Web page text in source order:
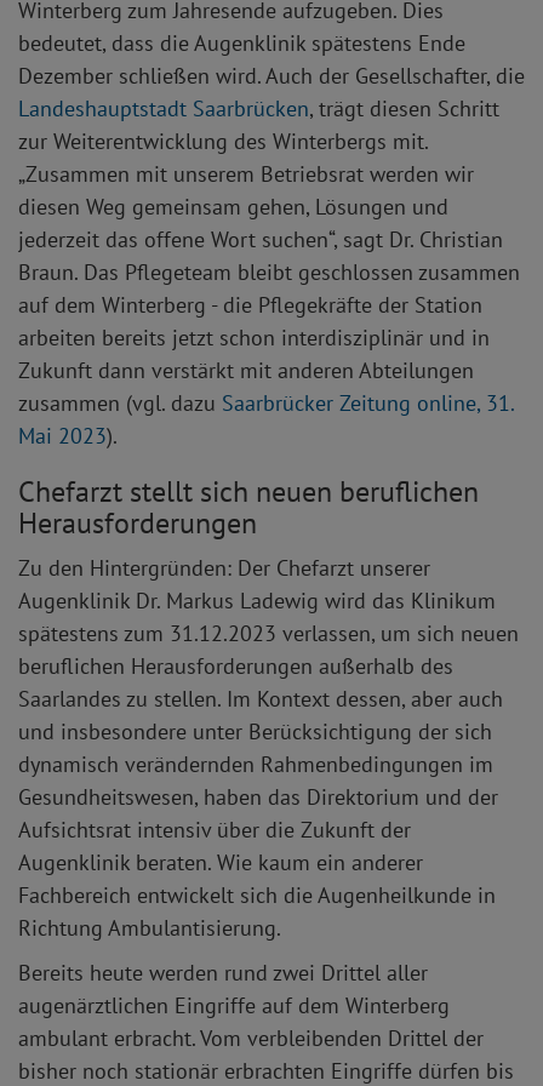
Winterberg zum Jahresende aufzugeben. Dies
bedeutet, dass die Augenklinik spätestens Ende
Dezember schließen wird. Auch der Gesellschafter, die
Landeshauptstadt Saarbrücken, trägt diesen Schritt
zur Weiterentwicklung des Winterbergs mit.
„Zusammen mit unserem Betriebsrat werden wir
diesen Weg gemeinsam gehen, Lösungen und
jederzeit das offene Wort suchen“, sagt Dr. Christian
Braun. Das Pflegeteam bleibt geschlossen zusammen
auf dem Winterberg - die Pflegekräfte der Station
arbeiten bereits jetzt schon interdisziplinär und in
Zukunft dann verstärkt mit anderen Abteilungen
zusammen (vgl. dazu Saarbrücker Zeitung online, 31.
Mai 2023).
Chefarzt stellt sich neuen beruflichen
Herausforderungen
Zu den Hintergründen: Der Chefarzt unserer
Augenklinik Dr. Markus Ladewig wird das Klinikum
spätestens zum 31.12.2023 verlassen, um sich neuen
beruflichen Herausforderungen außerhalb des
Saarlandes zu stellen. Im Kontext dessen, aber auch
und insbesondere unter Berücksichtigung der sich
dynamisch verändernden Rahmenbedingungen im
Gesundheitswesen, haben das Direktorium und der
Aufsichtsrat intensiv über die Zukunft der
Augenklinik beraten. Wie kaum ein anderer
Fachbereich entwickelt sich die Augenheilkunde in
Richtung Ambulantisierung.
Bereits heute werden rund zwei Drittel aller
augenärztlichen Eingriffe auf dem Winterberg
ambulant erbracht. Vom verbleibenden Drittel der
bisher noch stationär erbrachten Eingriffe dürfen bis